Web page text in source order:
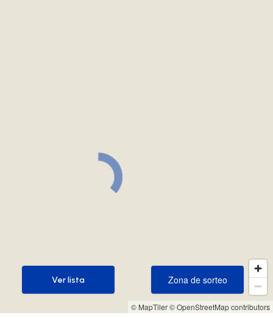
© MapTiler© OpenStreetMap contributors
Zona de sorteo
Zona de sorteo
Ver lista
Ver lista